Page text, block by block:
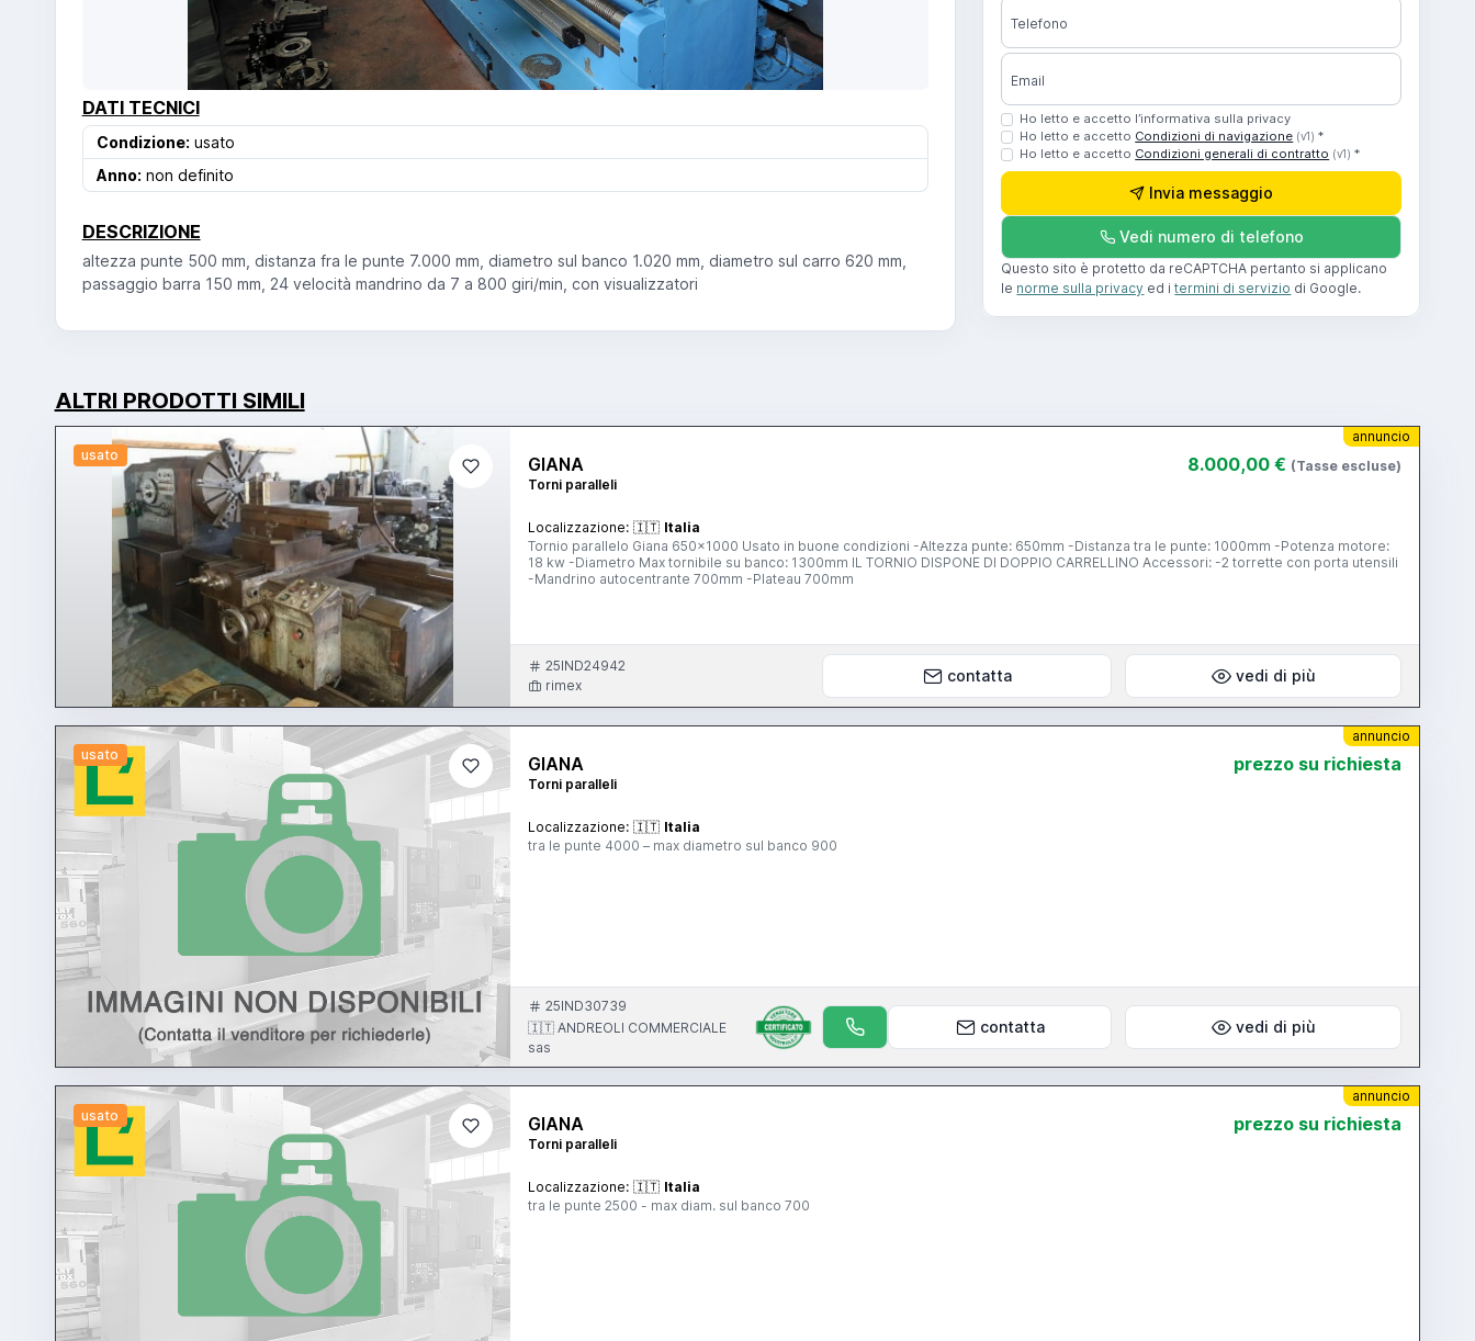
DATI TECNICI
Condizione: usato
Anno: non definito
DESCRIZIONE
altezza punte 500 mm, distanza fra le punte 7.000 mm, diametro sul banco 1.020 mm, diametro sul carro 620 mm,
passaggio barra 150 mm, 24 velocità mandrino da 7 a 800 giri/min, con visualizzatori
Telefono
Email
Ho letto e accetto l’informativa sulla privacy
Ho letto e accetto Condizioni di navigazione (v1) *
Ho letto e accetto Condizioni generali di contratto (v1) *
Invia messaggio
Vedi numero di telefono
Questo sito è protetto da reCAPTCHA pertanto si applicano
le norme sulla privacy ed itermini di servizio di Google.
ALTRI PRODOTTI SIMILI
usato
annuncio
GIANA
Torni paralleli
8.000,00 € (Tasse escluse)
Localizzazione: 🇮🇹 Italia
Tornio parallelo Giana 650x1000 Usato in buone condizioni -Altezza punte: 650mm -Distanza tra le punte: 1000mm -Potenza motore:
18 kw -Diametro Max tornibile su banco: 1300mm IL TORNIO DISPONE DI DOPPIO CARRELLINO Accessori: -2 torrette con porta utensili
-Mandrino autocentrante 700mm -Plateau 700mm
25IND24942
rimex
contatta vedi di più
usato
annuncio
GIANA
Torni paralleli
prezzo su richiesta
Localizzazione: 🇮🇹 Italia
tra le punte 4000 – max diametro sul banco 900
25IND30739
🇮🇹 ANDREOLI COMMERCIALE
sas
contatta vedi di più
usato
annuncio
GIANA
Torni paralleli
prezzo su richiesta
Localizzazione: 🇮🇹 Italia
tra le punte 2500 - max diam. sul banco 700